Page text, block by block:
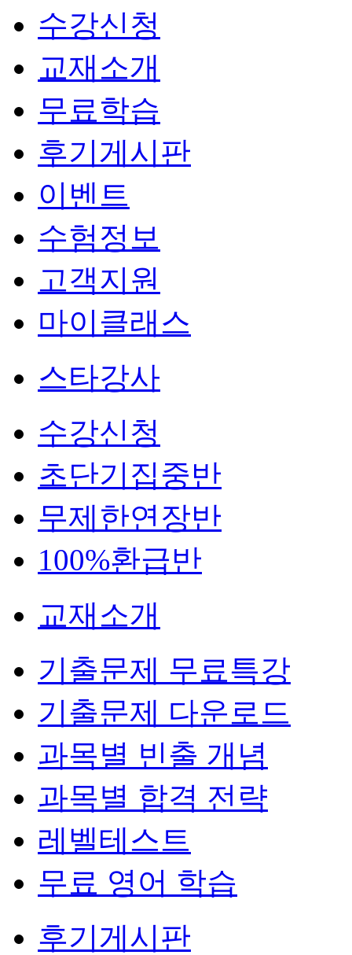
수강신청
교재소개
무료학습
후기게시판
이벤트
수험정보
고객지원
마이클래스
스타강사
수강신청
초단기집중반
무제한연장반
100%환급반
교재소개
기출문제 무료특강
기출문제 다운로드
과목별 빈출 개념
과목별 합격 전략
레벨테스트
무료 영어 학습
후기게시판